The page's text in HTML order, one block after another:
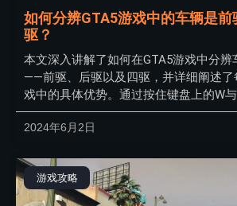
如何分辨GTA5游戏中的车辆是前
驱？
本文深入讲解了如何在GTA5游戏中分辨
——前驱、后驱以及四驱，并详细阐述了
戏中的具体优势。通过按住键盘上的W与
2024年6月2日
游戏攻略